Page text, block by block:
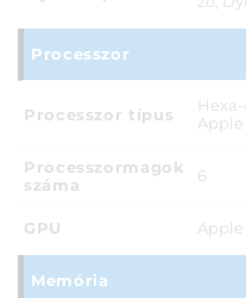
Processzor
Processzor típus
Hexa-
Apple
Processzormagok
száma
6
GPU Apple
Memória